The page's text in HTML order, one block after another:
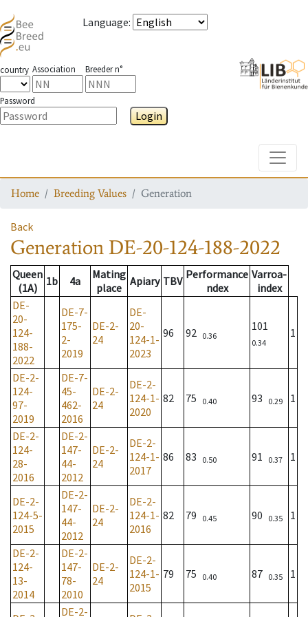
Language:
country Association Breeder n°
Password
Login
Home Breeding Values Generation
Back
Generation DE-20-124-188-2022
Queen
(1A)
1b 4a
Mating
place Apiary TBV Performance
ndex
Varroa-
index
DE-
20-
124-
188-
2022
DE-7-
175-
2-
2019
DE-2-
24
DE-
20-
124-1-
2023
96 92 0.36
101
0.34
1
DE-2-
124-
97-
2019
DE-7-
45-
462-
2016
DE-2-
24
DE-2-
124-1-
2020
82 75 0.40 93 0.29 1
DE-2-
124-
28-
2016
DE-2-
147-
44-
2012
DE-2-
24
DE-2-
124-1-
2017
86 83 0.50 91 0.37 1
DE-2-
124-5-
2015
DE-2-
147-
44-
2012
DE-2-
24
DE-2-
124-1-
2016
82 79 0.45 90 0.35 1
DE-2-
124-
13-
2014
DE-2-
147-
78-
2010
DE-2-
24
DE-2-
124-1-
2015
79 75 0.40 87 0.35 1
DE-2-